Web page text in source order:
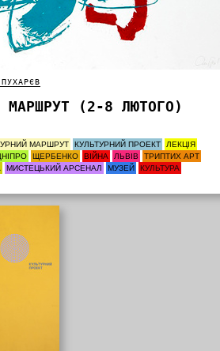
МАРШРУТ (2-8 ЛЮТОГО)
МАРШРУТ КУЛЬТУРНИЙ ПРОЕКТ
ЛЕКЦІЯ
ЩЕРБЕНКО ВІЙНА ЛЬВІВ
ТРИПТИХ АРТ
МИСТЕЦЬКИЙ АРСЕНАЛ МУЗЕЙ
КУЛЬТУРА